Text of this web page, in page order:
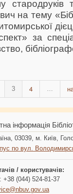
на тему
за
3 4 …
інформація
03039, м. Київ,
по вул.
/ користувачів:
+38 (044) 524-81-37